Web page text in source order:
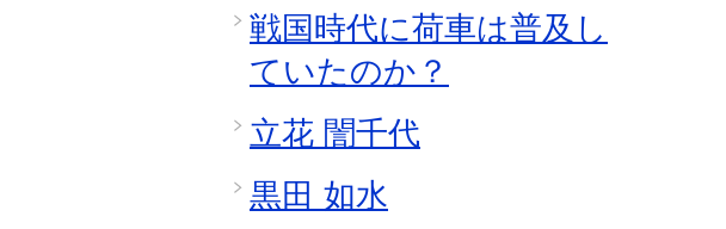
戦国時代に荷車は普及し
ていたのか？
立花 誾千代
黒田 如水